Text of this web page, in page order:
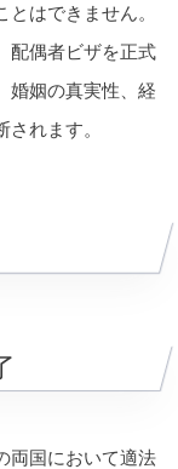
はできません。
配偶者ビザを正式
婚姻の真実性、経
れます。
両国において適法